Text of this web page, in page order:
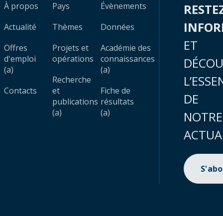
À propos
Actualité
Offres
d'emploi
(a)
Contacts
Pays
Thèmes
Projets et
opérations
Recherche
et
publications
(a)
Évènements
Données
Académie des
connaissances
(a)
Fiche de
résultats
(a)
ET
DE
NOTRE